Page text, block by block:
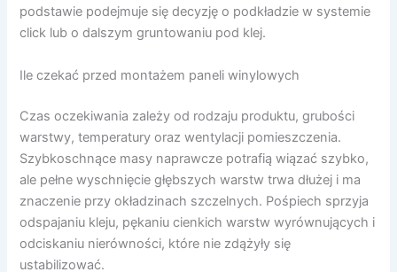
podstawie podejmuje się decyzję o podkładzie w systemie
click lub o dalszym gruntowaniu pod klej.
Ile czekać przed montażem paneli winylowych
Czas oczekiwania zależy od rodzaju produktu, grubości
warstwy, temperatury oraz wentylacji pomieszczenia.
Szybkoschnące masy naprawcze potrafią wiązać szybko,
ale pełne wyschnięcie głębszych warstw trwa dłużej i ma
znaczenie przy okładzinach szczelnych. Pośpiech sprzyja
odspajaniu kleju, pękaniu cienkich warstw wyrównujących i
odciskaniu nierówności, które nie zdążyły się
ustabilizować.